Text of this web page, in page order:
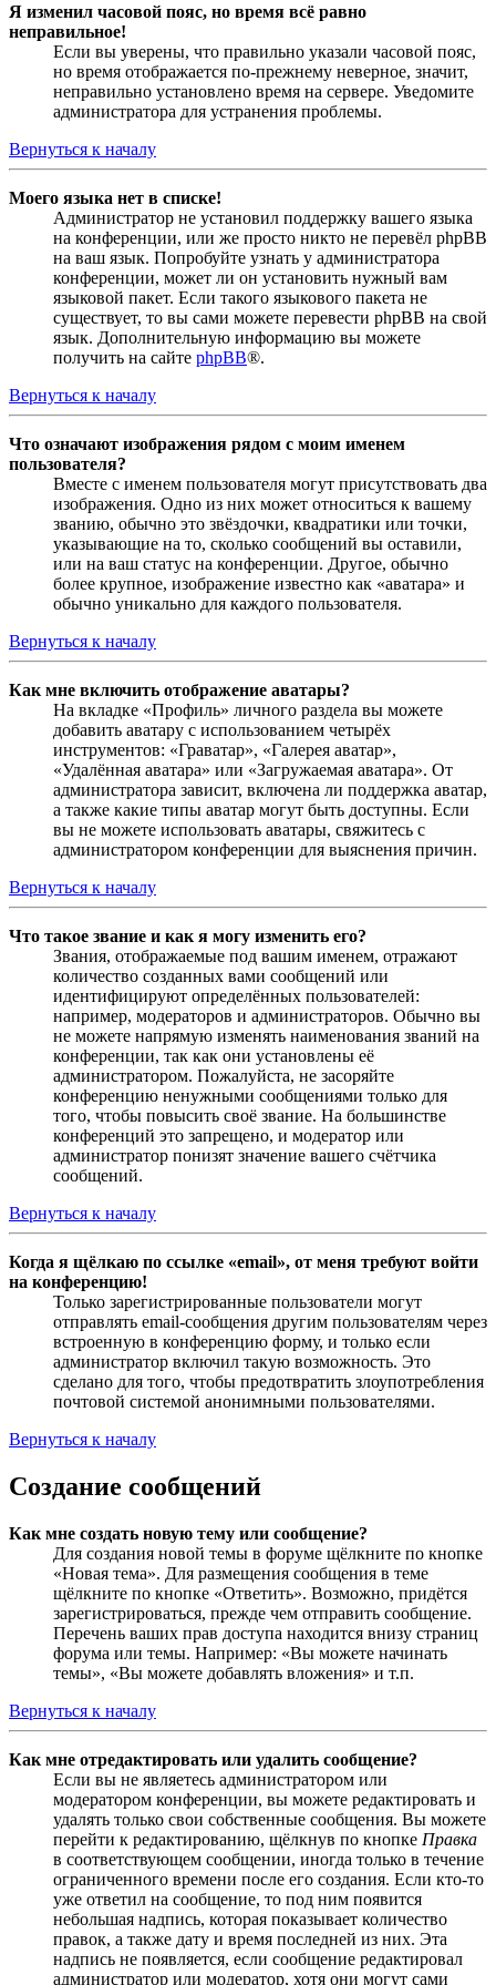
Я изменил часовой пояс, но время всё равно
неправильное!
Если вы уверены, что правильно указали часовой пояс,
но время отображается по-прежнему неверное, значит,
неправильно установлено время на сервере. Уведомите
администратора для устранения проблемы.
Вернуться к началу
Моего языка нет в списке!
Администратор не установил поддержку вашего языка
на конференции, или же просто никто не перевёл phpBB
на ваш язык. Попробуйте узнать у администратора
конференции, может ли он установить нужный вам
языковой пакет. Если такого языкового пакета не
существует, то вы сами можете перевести phpBB на свой
язык. Дополнительную информацию вы можете
получить на сайте phpBB®.
Вернуться к началу
Что означают изображения рядом с моим именем
пользователя?
Вместе с именем пользователя могут присутствовать два
изображения. Одно из них может относиться к вашему
званию, обычно это звёздочки, квадратики или точки,
указывающие на то, сколько сообщений вы оставили,
или на ваш статус на конференции. Другое, обычно
более крупное, изображение известно как «аватара» и
обычно уникально для каждого пользователя.
Вернуться к началу
Как мне включить отображение аватары?
На вкладке «Профиль» личного раздела вы можете
добавить аватару с использованием четырёх
инструментов: «Граватар», «Галерея аватар»,
«Удалённая аватара» или «Загружаемая аватара». От
администратора зависит, включена ли поддержка аватар,
а также какие типы аватар могут быть доступны. Если
вы не можете использовать аватары, свяжитесь с
администратором конференции для выяснения причин.
Вернуться к началу
Что такое звание и как я могу изменить его?
Звания, отображаемые под вашим именем, отражают
количество созданных вами сообщений или
идентифицируют определённых пользователей:
например, модераторов и администраторов. Обычно вы
не можете напрямую изменять наименования званий на
конференции, так как они установлены её
администратором. Пожалуйста, не засоряйте
конференцию ненужными сообщениями только для
того, чтобы повысить своё звание. На большинстве
конференций это запрещено, и модератор или
администратор понизят значение вашего счётчика
сообщений.
Вернуться к началу
Когда я щёлкаю по ссылке «email», от меня требуют войти
на конференцию!
Только зарегистрированные пользователи могут
отправлять email-сообщения другим пользователям через
встроенную в конференцию форму, и только если
администратор включил такую возможность. Это
сделано для того, чтобы предотвратить злоупотребления
почтовой системой анонимными пользователями.
Вернуться к началу
Создание сообщений
Как мне создать новую тему или сообщение?
Для создания новой темы в форуме щёлкните по кнопке
«Новая тема». Для размещения сообщения в теме
щёлкните по кнопке «Ответить». Возможно, придётся
зарегистрироваться, прежде чем отправить сообщение.
Перечень ваших прав доступа находится внизу страниц
форума или темы. Например: «Вы можете начинать
темы», «Вы можете добавлять вложения» и т.п.
Вернуться к началу
Как мне отредактировать или удалить сообщение?
Если вы не являетесь администратором или
модератором конференции, вы можете редактировать и
удалять только свои собственные сообщения. Вы можете
перейти к редактированию, щёлкнув по кнопке Правка
в соответствующем сообщении, иногда только в течение
ограниченного времени после его создания. Если кто-то
уже ответил на сообщение, то под ним появится
небольшая надпись, которая показывает количество
правок, а также дату и время последней из них. Эта
надпись не появляется, если сообщение редактировал
администратор или модератор, хотя они могут сами